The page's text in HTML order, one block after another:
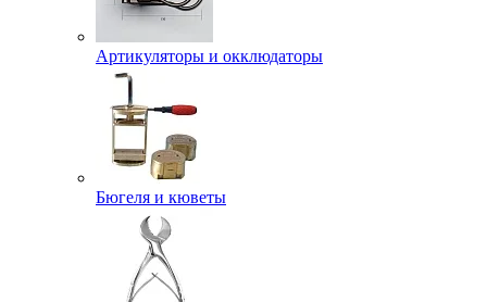
Артикуляторы и окклюдаторы
Бюгеля и кюветы